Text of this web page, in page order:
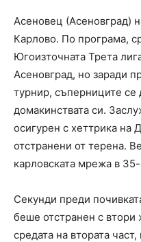
Асеновец (Асеновград)
Карлово. По програма,
Югоизточната Трета
Асеновград, но заради
турнир, съперниците се
домакинствата си.
осигурен с хеттрика на
отстранени от терена.
карловската мрежа в 35-
Секунди преди
беше отстранен с втори
средата на втората